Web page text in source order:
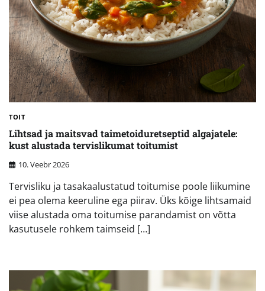
TOIT
Lihtsad ja maitsvad taimetoiduretseptid algajatele:
kust alustada tervislikumat toitumist
10. Veebr 2026
Tervisliku ja tasakaalustatud toitumise poole liikumine
ei pea olema keeruline ega piirav. Üks kõige lihtsamaid
viise alustada oma toitumise parandamist on võtta
kasutusele rohkem taimseid […]